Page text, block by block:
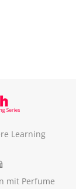
Learning
mit Perfume